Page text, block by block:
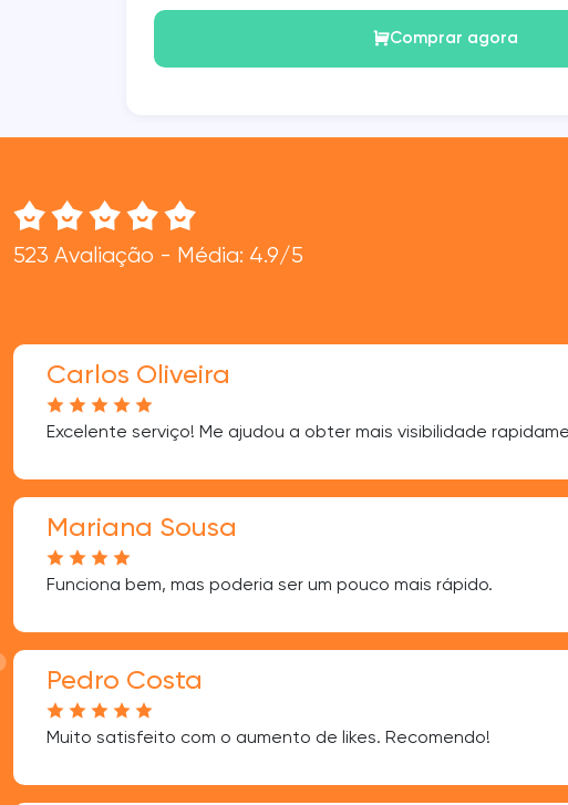
Comprar agora
523 Avaliação - Média: 4.9/5
Carlos Oliveira
Excelente serviço! Me ajudou a obter mais visibilidade
Mariana Sousa
Funciona bem, mas poderia ser um pouco mais rápido.
Pedro Costa
Muito satisfeito com o aumento de likes. Recomendo!